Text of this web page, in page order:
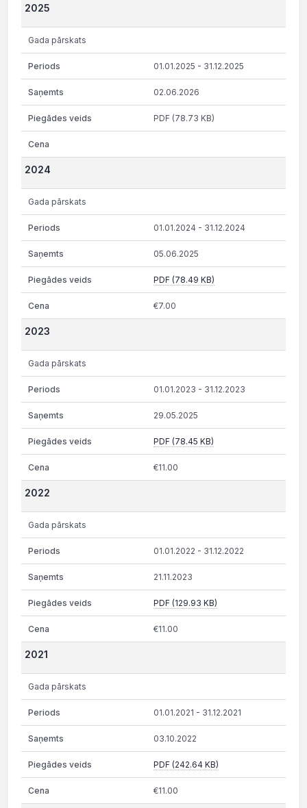
2025
Gada pārskats
01.01.2025 - 31.12.2025
02.06.2026
PDF (78.73 KB)
2024
Gada pārskats
01.01.2024 - 31.12.2024
05.06.2025
PDF (78.49 KB)
€7.00
2023
Gada pārskats
01.01.2023 - 31.12.2023
29.05.2025
PDF (78.45 KB)
€11.00
2022
Gada pārskats
01.01.2022 - 31.12.2022
21.11.2023
PDF (129.93 KB)
€11.00
2021
Gada pārskats
01.01.2021 - 31.12.2021
03.10.2022
PDF (242.64 KB)
€11.00